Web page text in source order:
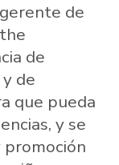
de
de
de
que pueda
y se